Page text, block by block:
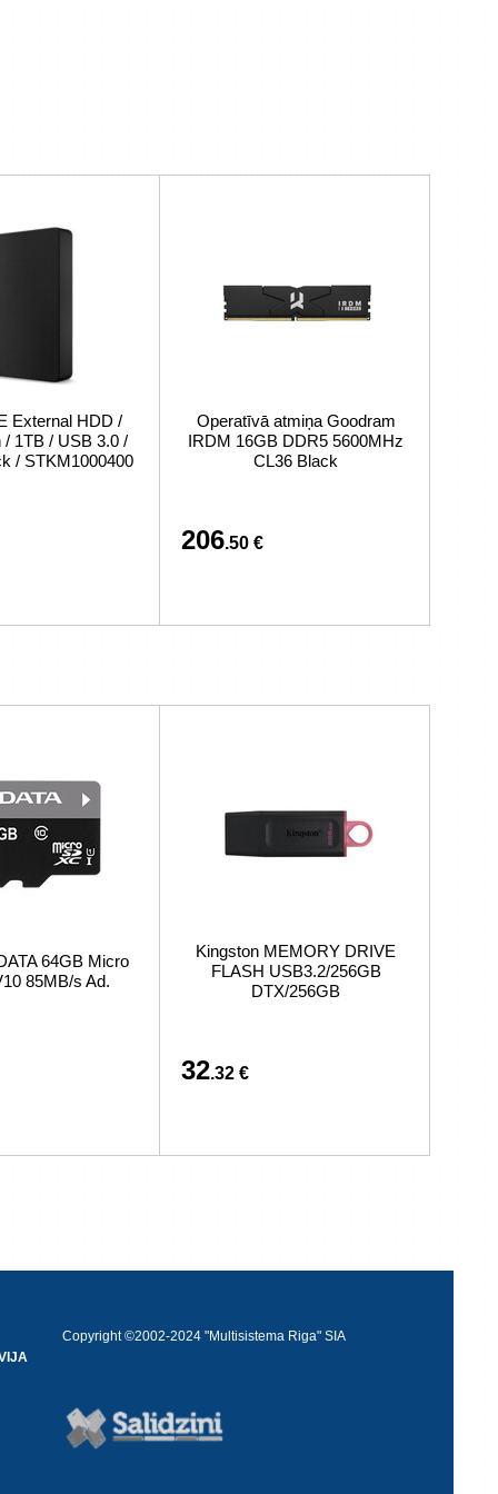
External HDD /
/ 1TB / USB 3.0 /
/ STKM1000400
Operatīvā atmiņa Goodram
IRDM 16GB DDR5 5600MHz
CL36 Black
206.50 €
64GB Micro
85MB/s Ad.
Kingston MEMORY DRIVE
FLASH USB3.2/256GB
DTX/256GB
32.32 €
Copyright ©2002-2024 "Multisistema Riga" SIA